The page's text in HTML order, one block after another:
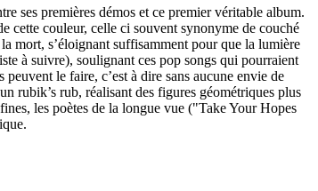
ses premières démos et ce premier véritable album.
cette couleur, celle ci souvent synonyme de couché
mort, s’éloignant suffisamment pour que la lumière
à suivre), soulignant ces pop songs qui pourraient
le faire, c’est à dire sans aucune envie de
rubik’s rub, réalisant des figures géométriques plus
les poètes de la longue vue ("Take Your Hopes